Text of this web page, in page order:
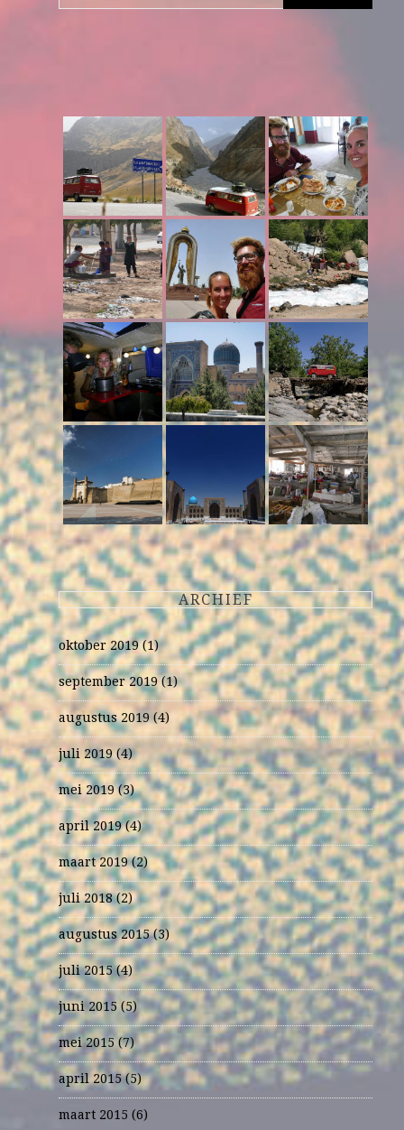
ARCHIEF
oktober 2019(1)
september 2019(1)
augustus 2019 (4)
juli 2019(4)
mei 2019(3)
april 2019(4)
maart 2019(2)
juli 2018(2)
augustus 2015(3)
juli 2015(4)
juni 2015 (5)
mei 2015(7)
april 2015(5)
maart 2015 (6)